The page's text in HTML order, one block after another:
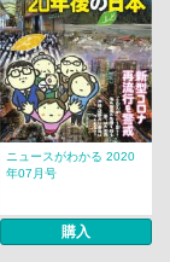
ニュースがわかる 2020
年07月号
購入